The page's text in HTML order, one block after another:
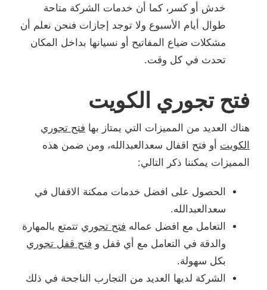
خدش أو كسر، كما أن خدمات الشركة متاحة
طوال أيام الأسبوع ولا توجد إجازات فنحن نعلم أن
مشكلات ضياع المفاتيح أو نسيانها بداخل المكان
تحدث في كل وقت.
فتح تجوري الكويت
هناك العديد من المميزات التي يمتاز بها فتح تجوري
الكويت أو فتح اقفال سعدالعبدالله، ومن ضمن هذه
المميزات يمكننا ذكر التالي:
الحصول على افضل خدمات ممكنة الاقفال في
سعدالعبدالله.
التعامل مع افضل عماله فتح تجوري تتمتع بالمهارة
والدقة في التعامل مع أي قفل و فتح قفل تجوري
بكل سهولة.
الشركة لديها العديد من التجارب الناجحة في ذلك